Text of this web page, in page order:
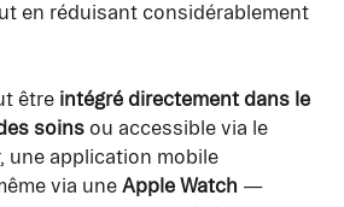
en réduisant considérablement
être intégré directement dans le
soins ou accessible via le
une application mobile
via une Apple Watch —